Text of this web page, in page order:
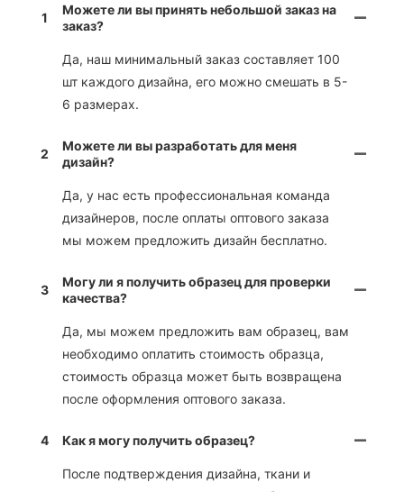
1
Можете ли вы принять небольшой заказ на
заказ?
Да, наш минимальный заказ составляет 100
шт каждого дизайна, его можно смешать в 5-
6 размерах.
2
Можете ли вы разработать для меня
дизайн?
Да, у нас есть профессиональная команда
дизайнеров, после оплаты оптового заказа
мы можем предложить дизайн бесплатно.
3
Могу ли я получить образец для проверки
качества?
Да, мы можем предложить вам образец, вам
необходимо оплатить стоимость образца,
стоимость образца может быть возвращена
после оформления оптового заказа.
4 Как я могу получить образец?
После подтверждения дизайна, ткани и